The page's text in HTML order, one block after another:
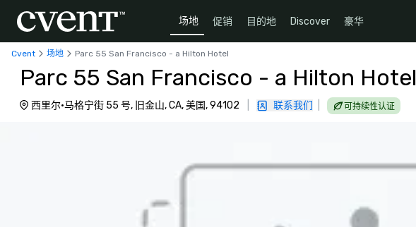
场地 促销 目的地 Discover 豪华
Cvent 场地 Parc 55 San Francisco - a Hilton Hotel
Parc 55 San Francisco - a Hilton Hotel
西里尔·马格宁街 55 号, 旧金山, CA, 美国, 94102 联系我们 可持续性认证